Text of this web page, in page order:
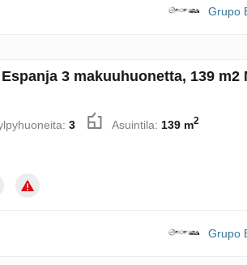
Grupo
3 makuuhuonetta, 139 m2
3 Asuintila: 139 m2
Grupo